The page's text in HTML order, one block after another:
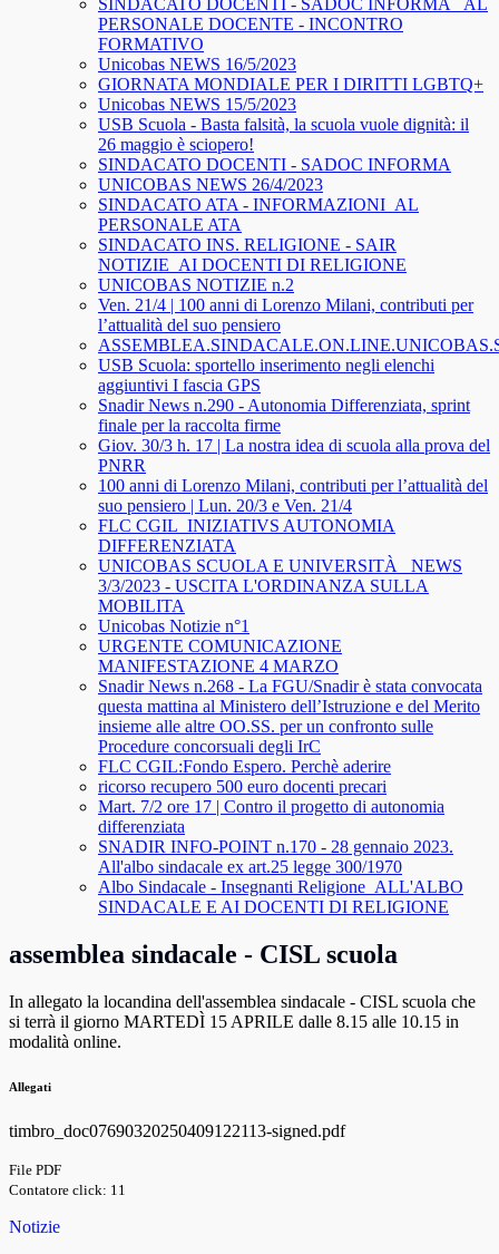
SINDACATO DOCENTI - SADOC INFORMA_ AL
PERSONALE DOCENTE - INCONTRO
FORMATIVO
Unicobas NEWS 16/5/2023
GIORNATA MONDIALE PER I DIRITTI LGBTQ+
Unicobas NEWS 15/5/2023
USB Scuola - Basta falsità, la scuola vuole dignità: il
26 maggio è sciopero!
SINDACATO DOCENTI - SADOC INFORMA
UNICOBAS NEWS 26/4/2023
SINDACATO ATA - INFORMAZIONI_AL
PERSONALE ATA
SINDACATO INS. RELIGIONE - SAIR
NOTIZIE_AI DOCENTI DI RELIGIONE
UNICOBAS NOTIZIE n.2
Ven. 21/4 | 100 anni di Lorenzo Milani, contributi per
l’attualità del suo pensiero
USB Scuola: sportello inserimento negli elenchi
aggiuntivi I fascia GPS
Snadir News n.290 - Autonomia Differenziata, sprint
finale per la raccolta firme
Giov. 30/3 h. 17 | La nostra idea di scuola alla prova del
PNRR
100 anni di Lorenzo Milani, contributi per l’attualità del
suo pensiero | Lun. 20/3 e Ven. 21/4
FLC CGIL_INIZIATIVS AUTONOMIA
DIFFERENZIATA
UNICOBAS SCUOLA E UNIVERSITÀ _NEWS
3/3/2023 - USCITA L'ORDINANZA SULLA
MOBILITA
Unicobas Notizie n°1
URGENTE COMUNICAZIONE
MANIFESTAZIONE 4 MARZO
Snadir News n.268 - La FGU/Snadir è stata convocata
questa mattina al Ministero dell’Istruzione e del Merito
insieme alle altre OO.SS. per un confronto sulle
Procedure concorsuali degli IrC
FLC CGIL:Fondo Espero. Perchè aderire
ricorso recupero 500 euro docenti precari
Mart. 7/2 ore 17 | Contro il progetto di autonomia
differenziata
SNADIR INFO-POINT n.170 - 28 gennaio 2023.
All'albo sindacale ex art.25 legge 300/1970
Albo Sindacale - Insegnanti Religione_ALL'ALBO
SINDACALE E AI DOCENTI DI RELIGIONE
assemblea sindacale - CISL scuola
In allegato la locandina dell'assemblea sindacale - CISL scuola che
si terrà il giorno MARTEDÌ 15 APRILE dalle 8.15 alle 10.15 in
modalità online.
Allegati
timbro_doc07690320250409122113-signed.pdf
File PDF
Contatore click: 11
Notizie